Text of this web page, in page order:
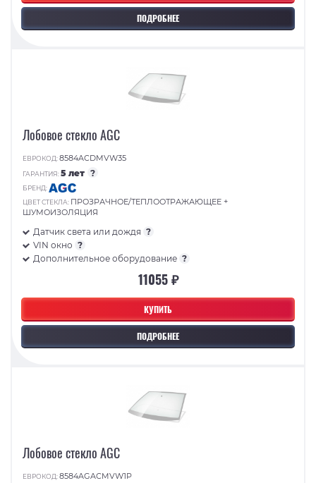
ПОДРОБНЕЕ
КУПИТЬ
ПОДРОБНЕЕ
Лобовое стекло AGC
ЕВРОКОД:8584ACDMVW35
ГАРАНТИЯ:5 лет ?
БРЕНД:
ЦВЕТ СТЕКЛА: ПРОЗРАЧНОЕ/ТЕПЛООТРАЖАЮЩЕЕ +
ШУМОИЗОЛЯЦИЯ
Датчик света или дождя ?
VIN окно ?
Дополнительное оборудование ?
11055 ₽
Лобовое стекло AGC
ЕВРОКОД:8584AGACMVW1P